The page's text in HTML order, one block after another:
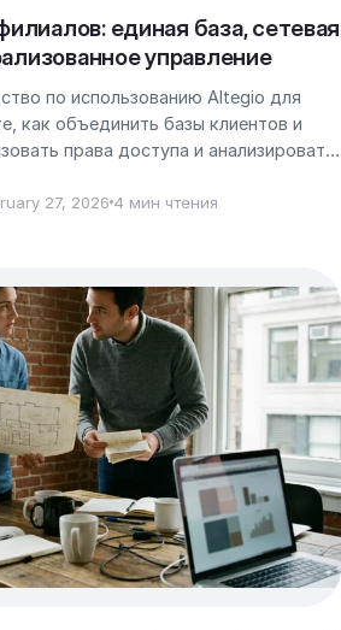
единая база, сетевая
управление
по использованию Altegio для
как объединить базы клиентов и
права доступа и анализировать
27, 2026 4 мин чтения